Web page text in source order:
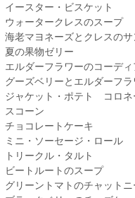
イースター・ビスケット
ウォータークレスのスープ
海老マヨネーズとクレスのサ
夏の果物ゼリー
エルダーフラワーのコーディ
グーズベリーとエルダーフ
ジャケット・ポテト コロネ
スコーン
チョコレートケーキ
ミニ・ソーセージ・ロール
トリークル・タルト
ビートルートのスープ
グリーントマトのチャットニ